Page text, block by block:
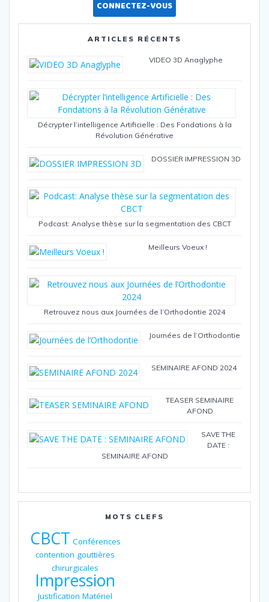
CONNECTEZ-VOUS
ARTICLES RÉCENTS
VIDEO 3D Anaglyphe
Décrypter l’intelligence Artificielle : Des Fondations à la
Révolution Générative
DOSSIER IMPRESSION 3D
Podcast: Analyse thèse sur la segmentation des CBCT
Meilleurs Voeux !
Retrouvez nous aux Journées de l’Orthodontie 2024
Journées de l’Orthodontie
SEMINAIRE AFOND 2024
TEASER SEMINAIRE
AFOND
SAVE THE
DATE :
SEMINAIRE AFOND
MOTS CLEFS
CBCT Conférences
contention gouttières
chirurgicales
Impression
Justification Matériel